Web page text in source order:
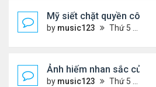
Mỹ siết chặt quyền công
by music123 Thứ 5 Tháng 8 06, 2026 5:09 pm
Ảnh hiếm nhan sắc của
by music123 Thứ 5 Tháng 8 06, 2026 4:56 pm